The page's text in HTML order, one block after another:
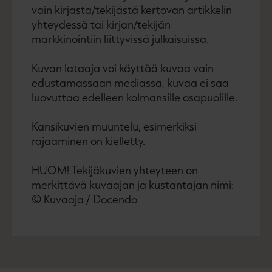
vain kirjasta/tekijästä kertovan artikkelin
yhteydessä tai kirjan/tekijän
markkinointiin liittyvissä julkaisuissa.
Kuvan lataaja voi käyttää kuvaa vain
edustamassaan mediassa, kuvaa ei saa
luovuttaa edelleen kolmansille osapuolille.
Kansikuvien muuntelu, esimerkiksi
rajaaminen on kielletty.
HUOM! Tekijäkuvien yhteyteen on
merkittävä kuvaajan ja kustantajan nimi:
© Kuvaaja / Docendo